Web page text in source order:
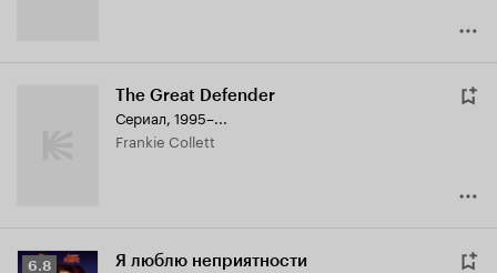
The Great Defender
Сериал, 1995–...
Frankie Collett
Рейтинг
6.8 Я люблю неприятности